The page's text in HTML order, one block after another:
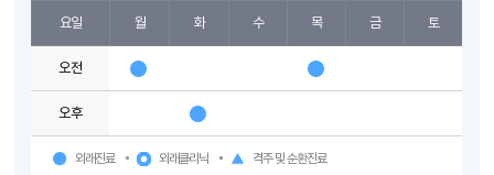
요일 월 화 수 목 금 토
오전
오후
외래진료 외래클리닉 격주 및 순환진료